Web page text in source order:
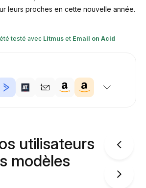
leurs proches en cette nouvelle année.
testé avec Litmuset Email on Acid
utilisateurs
modèles